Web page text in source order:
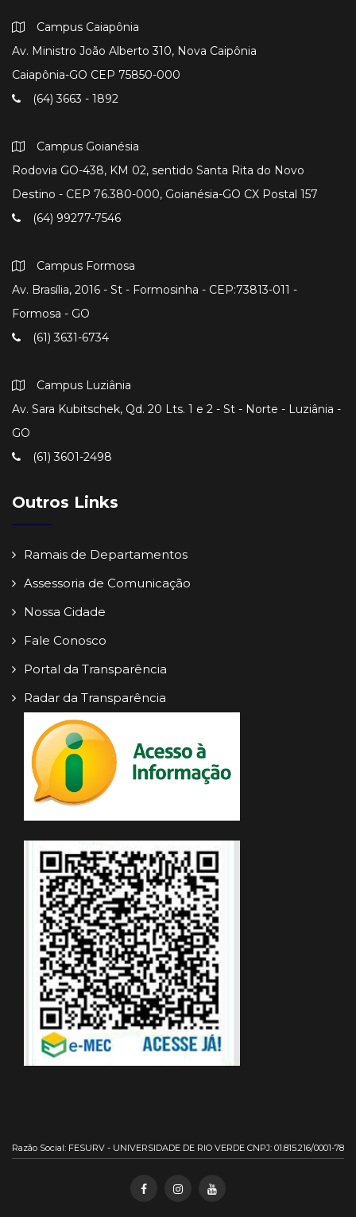
Campus Caiapônia
Av. Ministro João Alberto 310, Nova Caipônia
Caiapônia-GO CEP 75850-000
(64) 3663 - 1892
Campus Goianésia
Rodovia GO-438, KM 02, sentido Santa Rita do Novo
Destino - CEP 76.380-000, Goianésia-GO CX Postal 157
(64) 99277-7546
Campus Formosa
Av. Brasília, 2016 - St - Formosinha - CEP:73813-011 -
Formosa - GO
(61) 3631-6734
Campus Luziânia
Av. Sara Kubitschek, Qd. 20 Lts. 1 e 2 - St - Norte - Luziânia -
GO
(61) 3601-2498
Outros Links
Ramais de Departamentos
Assessoria de Comunicação
Nossa Cidade
Fale Conosco
Portal da Transparência
Radar da Transparência
Razão Social: FESURV - UNIVERSIDADE DE RIO VERDE CNPJ: 01.815.216/0001-78